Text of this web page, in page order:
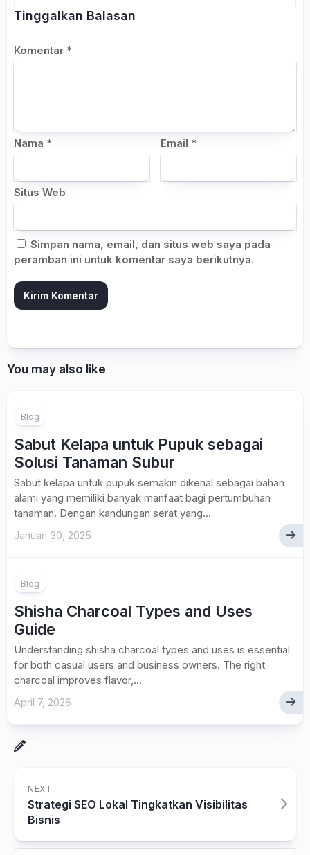
Tinggalkan Balasan
Komentar *
Nama * Email *
Situs Web
Simpan nama, email, dan situs web saya pada
peramban ini untuk komentar saya berikutnya.
You may also like
Blog
Sabut Kelapa untuk Pupuk sebagai
Solusi Tanaman Subur
Sabut kelapa untuk pupuk semakin dikenal sebagai bahan
alami yang memiliki banyak manfaat bagi pertumbuhan
tanaman. Dengan kandungan serat yang...
Januari 30, 2025
Blog
Shisha Charcoal Types and Uses
Guide
Understanding shisha charcoal types and uses is essential
for both casual users and business owners. The right
charcoal improves flavor,...
April 7, 2026
NEXT
Strategi SEO Lokal Tingkatkan Visibilitas
Bisnis